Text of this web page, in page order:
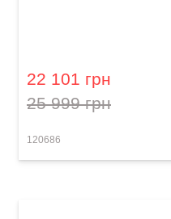
22 101 грн
25 999 грн
120686